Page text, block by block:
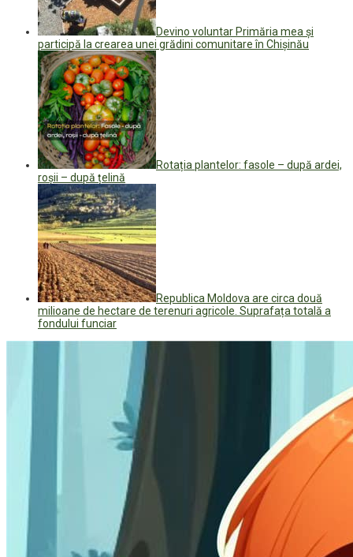
Devino voluntar Primăria mea și
participă la crearea unei grădini comunitare în Chișinău
Rotația plantelor: fasole – după ardei,
roșii – după țelină
Republica Moldova are circa două
milioane de hectare de terenuri agricole. Suprafața totală a
fondului funciar